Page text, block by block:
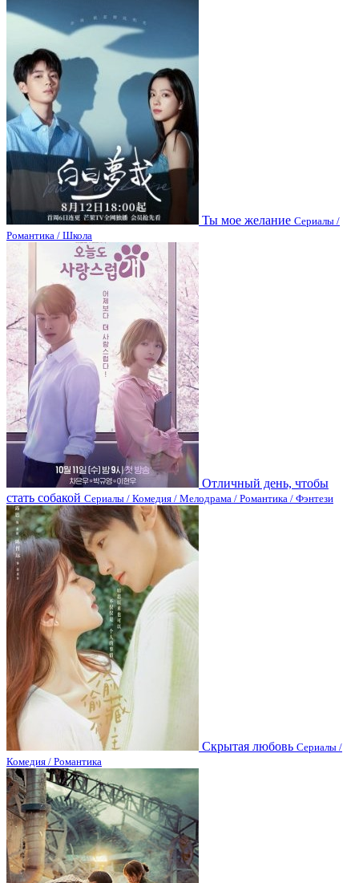
Ты мое желание Сериалы /
Романтика / Школа
Отличный день, чтобы
стать собакой Сериалы / Комедия / Мелодрама / Романтика / Фэнтези
Скрытая любовь Сериалы /
Комедия / Романтика